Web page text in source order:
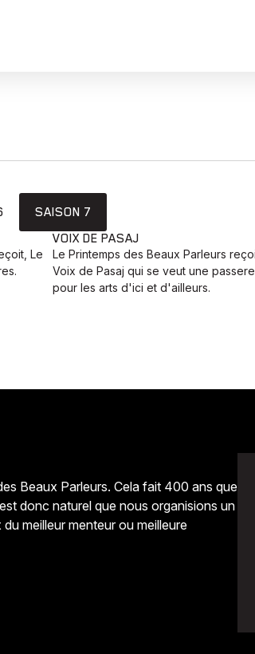
SAISON 7
Le
VOIX DE PASAJ
Le Printemps des Beaux Parleurs
Voix de Pasaj qui se veut une
pour les arts d'ici et d'ailleurs.
Beaux Parleurs. Cela fait 400 ans que
donc naturel que nous organisions un
meilleur menteur ou meilleure